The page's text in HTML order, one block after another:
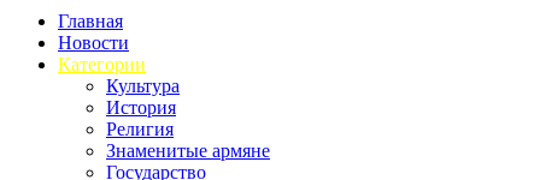
Главная
Новости
Категории
Культура
История
Религия
Знаменитые армяне
Государство